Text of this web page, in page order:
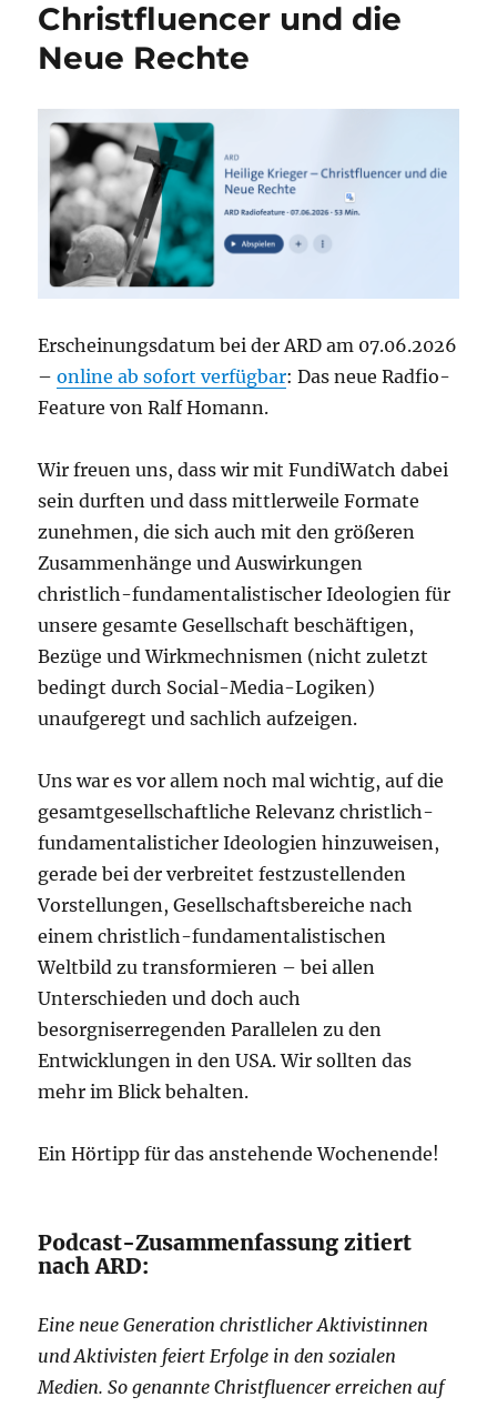
Christfluencer und die
Neue Rechte
Erscheinungsdatum bei der ARD am 07.06.2026
–online ab sofort verfügbar: Das neue Radfio-
Feature von Ralf Homann.
Wir freuen uns, dass wir mit FundiWatch dabei
sein durften und dass mittlerweile Formate
zunehmen, die sich auch mit den größeren
Zusammenhänge und Auswirkungen
christlich-fundamentalistischer Ideologien für
unsere gesamte Gesellschaft beschäftigen,
Bezüge und Wirkmechnismen (nicht zuletzt
bedingt durch Social-Media-Logiken)
unaufgeregt und sachlich aufzeigen.
Uns war es vor allem noch mal wichtig, auf die
gesamtgesellschaftliche Relevanz christlich-
fundamentalisticher Ideologien hinzuweisen,
gerade bei der verbreitet festzustellenden
Vorstellungen, Gesellschaftsbereiche nach
einem christlich-fundamentalistischen
Weltbild zu transformieren – bei allen
Unterschieden und doch auch
besorgniserregenden Parallelen zu den
Entwicklungen in den USA. Wir sollten das
mehr im Blick behalten.
Ein Hörtipp für das anstehende Wochenende!
Podcast-Zusammenfassung zitiert
nach ARD:
Eine neue Generation christlicher Aktivistinnen
und Aktivisten feiert Erfolge in den sozialen
Medien. So genannte Christfluencer erreichen auf